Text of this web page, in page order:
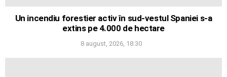
Un incendiu forestier activ în sud-vestul Spaniei s-a
extins pe 4.000 de hectare
8 august, 2026, 18:30